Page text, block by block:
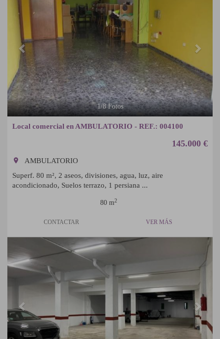
1/8Fotos
Local comercial en AMBULATORIO - REF.: 004100
145.000 €
room
AMBULATORIO
Superf. 80 m², 2 aseos, divisiones, agua, luz, aire
acondicionado, Suelos terrazo, 1 persiana ...
80 m2
CONTACTAR VER MÁS
Previous Next